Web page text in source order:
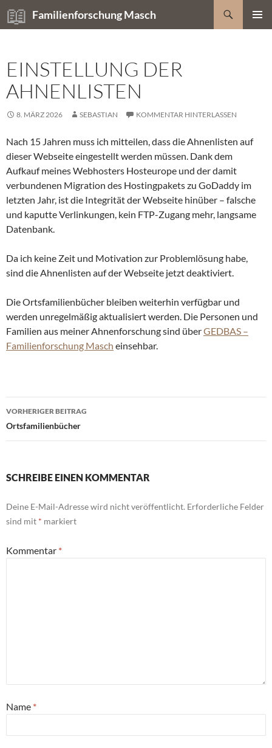
Zum
Inhalt
Familienforschung Masch
Suchen
EINSTELLUNG DER
AHNENLISTEN
8. MÄRZ 2026 SEBASTIAN KOMMENTAR HINTERLASSEN
Nach 15 Jahren muss ich mitteilen, dass die Ahnenlisten auf
dieser Webseite eingestellt werden müssen. Dank dem
Aufkauf meines Webhosters Hosteurope und der damit
verbundenen Migration des Hostingpakets zu GoDaddy im
letzten Jahr, ist die Integrität der Webseite hinüber – falsche
und kaputte Verlinkungen, kein FTP-Zugang mehr, langsame
Datenbank.
Da ich keine Zeit und Motivation zur Problemlösung habe,
sind die Ahnenlisten auf der Webseite jetzt deaktiviert.
Die Ortsfamilienbücher bleiben weiterhin verfügbar und
werden unregelmäßig aktualisiert werden. Die Personen und
Familien aus meiner Ahnenforschung sind überGEDBAS –
Familienforschung Masch einsehbar.
Beitragsnavigation
VORHERIGER BEITRAG
Ortsfamilienbücher
SCHREIBE EINEN KOMMENTAR
Deine E-Mail-Adresse wird nicht veröffentlicht. Erforderliche Felder
sind mit * markiert
Kommentar *
Name *